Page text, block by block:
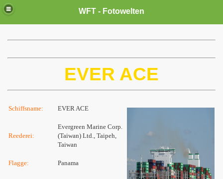
WFT - Fotowelten
EVER ACE
Schiffsname: EVER ACE
Reederei:
Evergreen Marine Corp.
(Taiwan) Ltd., Taipeh,
Taiwan
Flagge: Panama